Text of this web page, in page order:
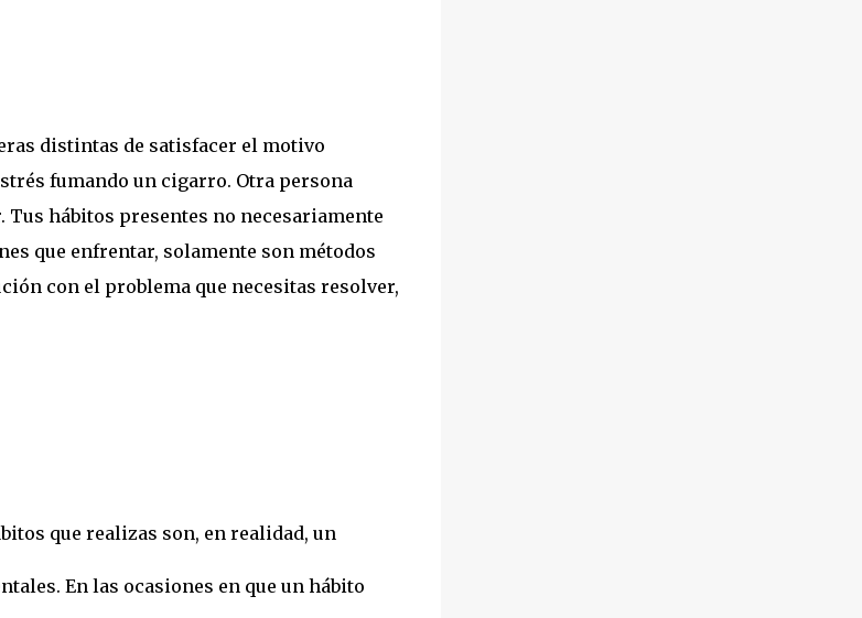
distintas de satisfacer el motivo
fumando un cigarro. Otra persona
hábitos presentes no necesariamente
que enfrentar, solamente son métodos
con el problema que necesitas resolver,
que realizas son, en realidad, un
En las ocasiones en que un hábito